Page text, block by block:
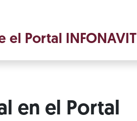
el Portal INFONAVIT
en el Portal